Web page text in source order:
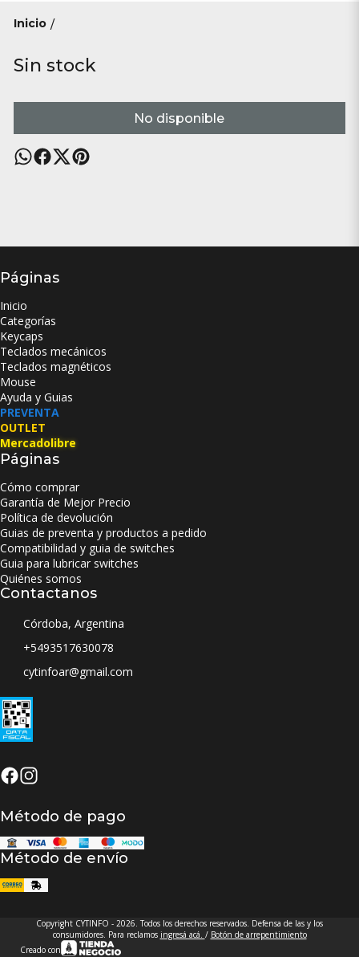
Inicio /
Sin stock
No disponible
Páginas
Inicio
Categorías
Keycaps
Teclados mecánicos
Teclados magnéticos
Mouse
Ayuda y Guias
PREVENTA
OUTLET
Mercadolibre
Páginas
Cómo comprar
Garantía de Mejor Precio
Política de devolución
Guias de preventa y productos a pedido
Compatibilidad y guia de switches
Guia para lubricar switches
Quiénes somos
Contactanos
Córdoba, Argentina
+5493517630078
cytinfoar@gmail.com
Método de pago
Método de envío
Copyright CYTINFO - 2026. Todos los derechos reservados. Defensa de las y los
consumidores. Para reclamos ingresá acá. / Botón de arrepentimiento
Creado con